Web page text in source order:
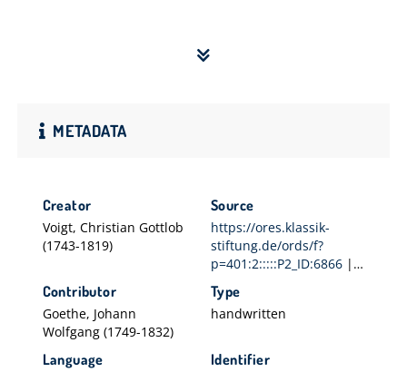
METADATA
Creator
Voigt, Christian Gottlob
(1743-1819)
Source
https://ores.klassik-
stiftung.de/ords/f?
p=401:2:::::P2_ID:6866 |
https://ores.klassik-
stiftung.de/ords/f?
p=403:2:::::P2_ID:3760
Contributor
Goethe, Johann
Wolfgang (1749-1832)
Type
handwritten
Language Identifier